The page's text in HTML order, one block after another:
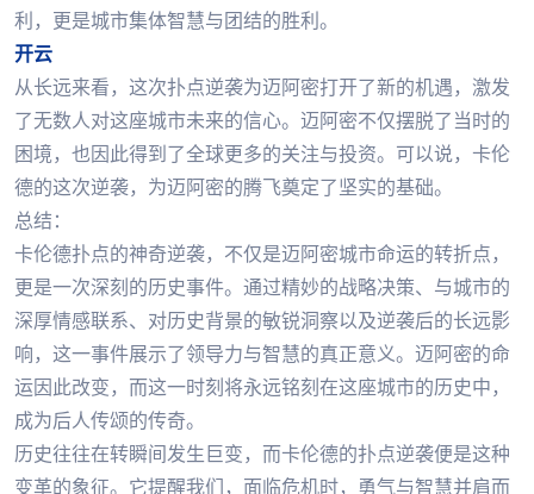
利，更是城市集体智慧与团结的胜利。
开云
从长远来看，这次扑点逆袭为迈阿密打开了新的机遇，激发
了无数人对这座城市未来的信心。迈阿密不仅摆脱了当时的
困境，也因此得到了全球更多的关注与投资。可以说，卡伦
德的这次逆袭，为迈阿密的腾飞奠定了坚实的基础。
总结：
卡伦德扑点的神奇逆袭，不仅是迈阿密城市命运的转折点，
更是一次深刻的历史事件。通过精妙的战略决策、与城市的
深厚情感联系、对历史背景的敏锐洞察以及逆袭后的长远影
响，这一事件展示了领导力与智慧的真正意义。迈阿密的命
运因此改变，而这一时刻将永远铭刻在这座城市的历史中，
成为后人传颂的传奇。
历史往往在转瞬间发生巨变，而卡伦德的扑点逆袭便是这种
变革的象征。它提醒我们，面临危机时，勇气与智慧并肩而